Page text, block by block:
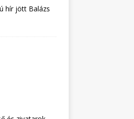
hír jött Balázs